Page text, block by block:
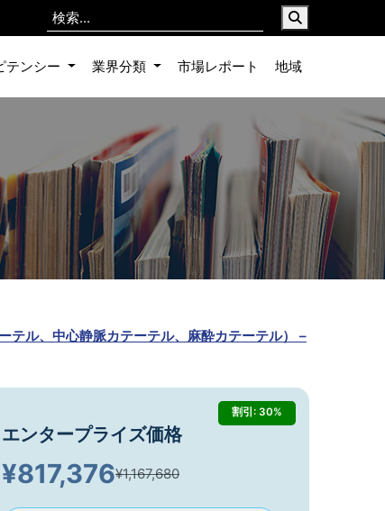
テンシー 業界分類 市場レポート 地域
ル、中心静脈カテーテル、麻酔カテーテル） –
割引: 30%
エンタープライズ価格
¥817,376¥1,167,680